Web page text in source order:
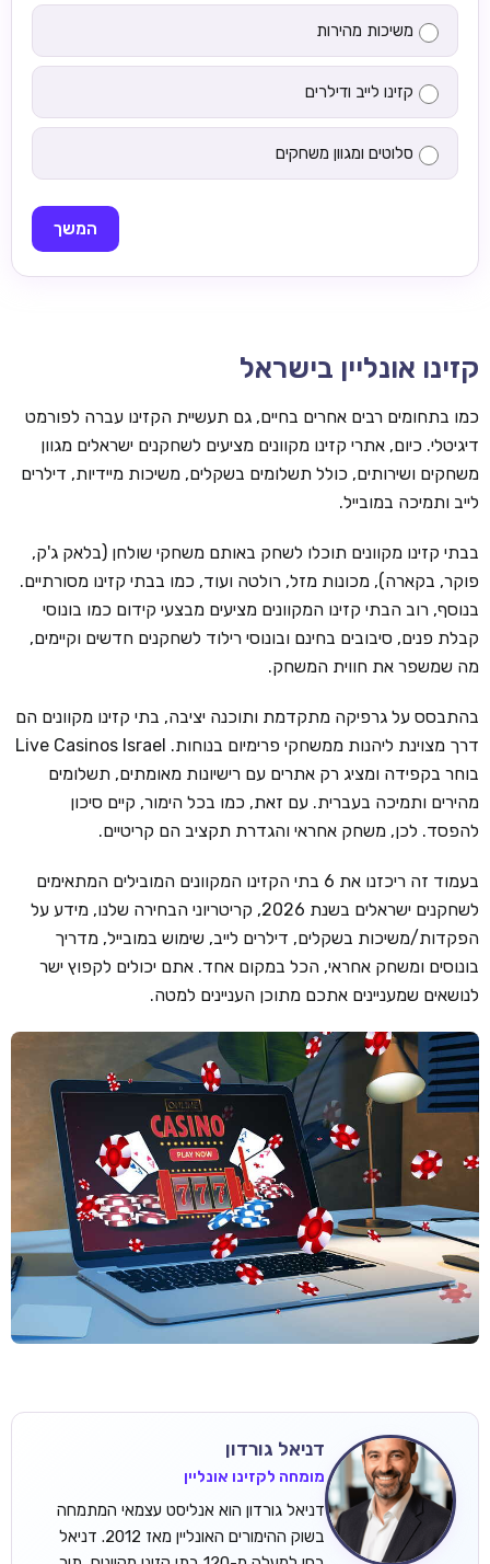
משיכות מהירות
קזינו לייב ודילרים
סלוטים ומגוון משחקים
המשך
קזינו אונליין בישראל
כמו בתחומים רבים אחרים בחיים, גם תעשיית הקזינו עברה לפורמט
דיגיטלי. כיום, אתרי קזינו מקוונים מציעים לשחקנים ישראלים מגוון
משחקים ושירותים, כולל תשלומים בשקלים, משיכות מיידיות, דילרים
לייב ותמיכה במובייל.
בבתי קזינו מקוונים תוכלו לשחק באותם משחקי שולחן (בלאק ג'ק,
פוקר, בקארה), מכונות מזל, רולטה ועוד, כמו בבתי קזינו מסורתיים.
בנוסף, רוב הבתי קזינו המקוונים מציעים מבצעי קידום כמו בונוסי
קבלת פנים, סיבובים בחינם ובונוסי רילוד לשחקנים חדשים וקיימים,
מה שמשפר את חווית המשחק.
בהתבסס על גרפיקה מתקדמת ותוכנה יציבה, בתי קזינו מקוונים הם
דרך מצוינת ליהנות ממשחקי פרימיום בנוחות. Live Casinos Israel
בוחר בקפידה ומציג רק אתרים עם רישיונות מאומתים, תשלומים
מהירים ותמיכה בעברית. עם זאת, כמו בכל הימור, קיים סיכון
להפסד. לכן, משחק אחראי והגדרת תקציב הם קריטיים.
בעמוד זה ריכזנו את 6 בתי הקזינו המקוונים המובילים המתאימים
לשחקנים ישראלים בשנת 2026, קריטריוני הבחירה שלנו, מידע על
הפקדות/משיכות בשקלים, דילרים לייב, שימוש במובייל, מדריך
בונוסים ומשחק אחראי, הכל במקום אחד. אתם יכולים לקפוץ ישר
לנושאים שמעניינים אתכם מתוכן העניינים למטה.
דניאל גורדון
מומחה לקזינו אונליין
דניאל גורדון הוא אנליסט עצמאי המתמחה
בשוק ההימורים האונליין מאז 2012. דניאל